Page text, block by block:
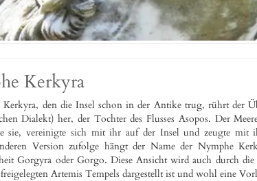
Kerkyra
Kerkyra, den die Insel schon in der Antike trug, rührt der
Dialekt) her, der Tochter des Flusses Asopos. Der
sie, vereinigte sich mit ihr auf der Insel und zeugte mit
Version zufolge hängt der Name der Nymphe
Gorgyra oder Gorgo. Diese Ansicht wird auch durch
freigelegten Artemis Tempels dargestellt ist und wohl eine